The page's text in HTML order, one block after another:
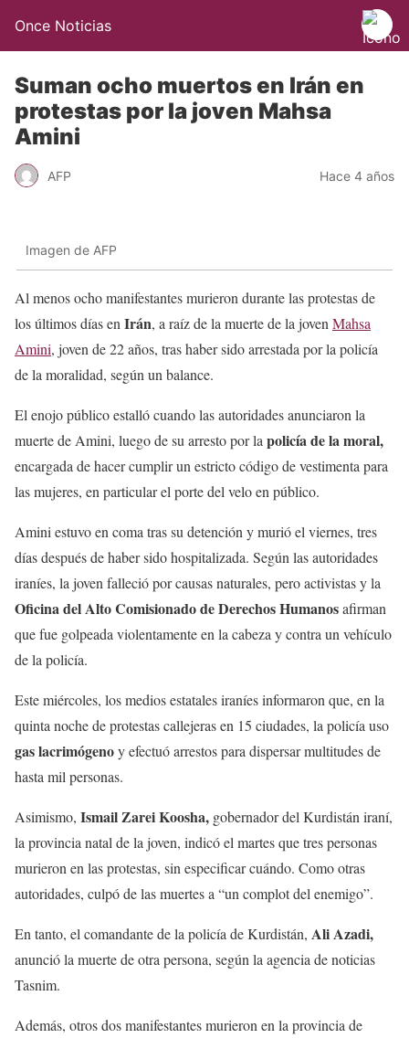
Once Noticias
Suman ocho muertos en Irán en
protestas por la joven Mahsa
Amini
AFP Hace 4 años
Imagen de AFP
Al menos ocho manifestantes murieron durante las protestas de
los últimos días en Irán, a raíz de la muerte de la joven Mahsa
Amini, joven de 22 años, tras haber sido arrestada por la policía
de la moralidad, según un balance.
El enojo público estalló cuando las autoridades anunciaron la
muerte de Amini, luego de su arresto por la policía de la moral,
encargada de hacer cumplir un estricto código de vestimenta para
las mujeres, en particular el porte del velo en público.
Amini estuvo en coma tras su detención y murió el viernes, tres
días después de haber sido hospitalizada. Según las autoridades
iraníes, la joven falleció por causas naturales, pero activistas y la
Oficina del Alto Comisionado de Derechos Humanosafirman
que fue golpeada violentamente en la cabeza y contra un vehículo
de la policía.
Este miércoles, los medios estatales iraníes informaron que, en la
quinta noche de protestas callejeras en 15 ciudades, la policía uso
gas lacrimógenoy efectuó arrestos para dispersar multitudes de
hasta mil personas.
Asimismo, Ismail Zarei Koosha, gobernador del Kurdistán iraní,
la provincia natal de la joven, indicó el martes que tres personas
murieron en las protestas, sin especificar cuándo. Como otras
autoridades, culpó de las muertes a “un complot del enemigo”.
En tanto, el comandante de la policía de Kurdistán, Ali Azadi,
anunció la muerte de otra persona, según la agencia de noticias
Tasnim.
Además, otros dos manifestantes murieron en la provincia de